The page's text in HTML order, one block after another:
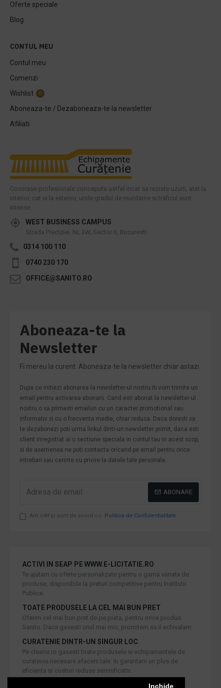
Inchide
Oferte speciale
Blog
CONTUL MEU
Contul meu
Comenzi
Wishlist
0
Aboneaza-te / Dezaboneaza-te la newsletter
Afiliati
Covorase profesionale concepute astfel incat sa reziste uzurii, atat la
interior, cat si la exterior, unde gradul de murdarire si traficul sunt
intense.
WEST BUSINESS CAMPUS
Strada Preciziei, Nr, 3W, Sector 6, Bucuresti
0314 100 110
0740 230 170
OFFICE@SANITO.RO
Aboneaza-te la
Newsletter
Fi mereu la curent. Aboneaza-te la newsletter chiar astazi.
Dupa ce initiezi abonarea la newsletter-ul nostru iti vom trimite un
email pentru activarea abonarii. Cand esti abonat la newsletter-ul
nostru o sa primesti emailuri cu un caracter promotional sau
informativ si cu o frecventa medie, chiar redusa. Daca doresti sa
te dezabonezi poti urma linkul dintr-un newsletter primit, daca esti
client inregistrat ai o sectiune speciala in contul tau in acest scop,
si de asemenea ne poti contacta oricand pe email pentru orice
intrebari sau cerinte cu privire la datele tale personale.
ABONARE
Am citit şi sunt de acord cu Politica de Confidentialitate
ACTIVI IN SEAP PE WWW.E-LICITATIE.RO
Te ajutam cu oferte personalizate pentru o gama variata de
produse, disponibile la preturi competitive pentru Institutii
Publice.
TOATE PRODUSELE LA CEL MAI BUN PRET
Oferim cel mai bun pret de pe piata, pentru orice produs
Sanito. Daca gasesti unul mai mic, promitem sa il echivalam.
CURATENIE DINTR-UN SINGUR LOC
Pe cleane.ro gasesti toate produsele si echipamentele de
curatenie necesare afacerii tale. Iti garantam un plus de
eficienta si costuri reduse semnificativ.